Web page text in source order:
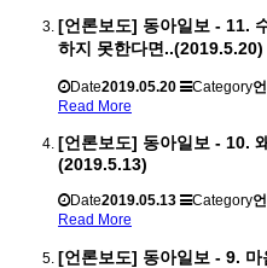
[언론보도] 동아일보 - 11.
하지 못한다면..(2019.5.20)
Date2019.05.20 Category
Read More
[언론보도] 동아일보 - 10.
(2019.5.13)
Date2019.05.13 Category
Read More
[언론보도] 동아일보 - 9.